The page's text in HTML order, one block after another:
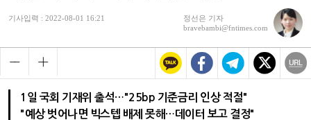
기사입력 : 2022-08-01 16:21
정선은 기자
bravebambi@fntimes.com
1일 국회 기재위 출석…"25bp 기준금리 인상 적절"
"예상 벗어나면 빅스텝 배제 못해…데이터 보고 결정"